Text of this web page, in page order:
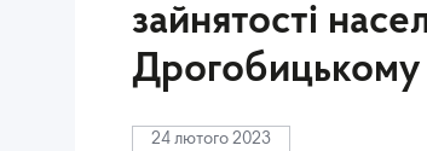
зайнятості
Дрогобицькому
24 лютого 2023